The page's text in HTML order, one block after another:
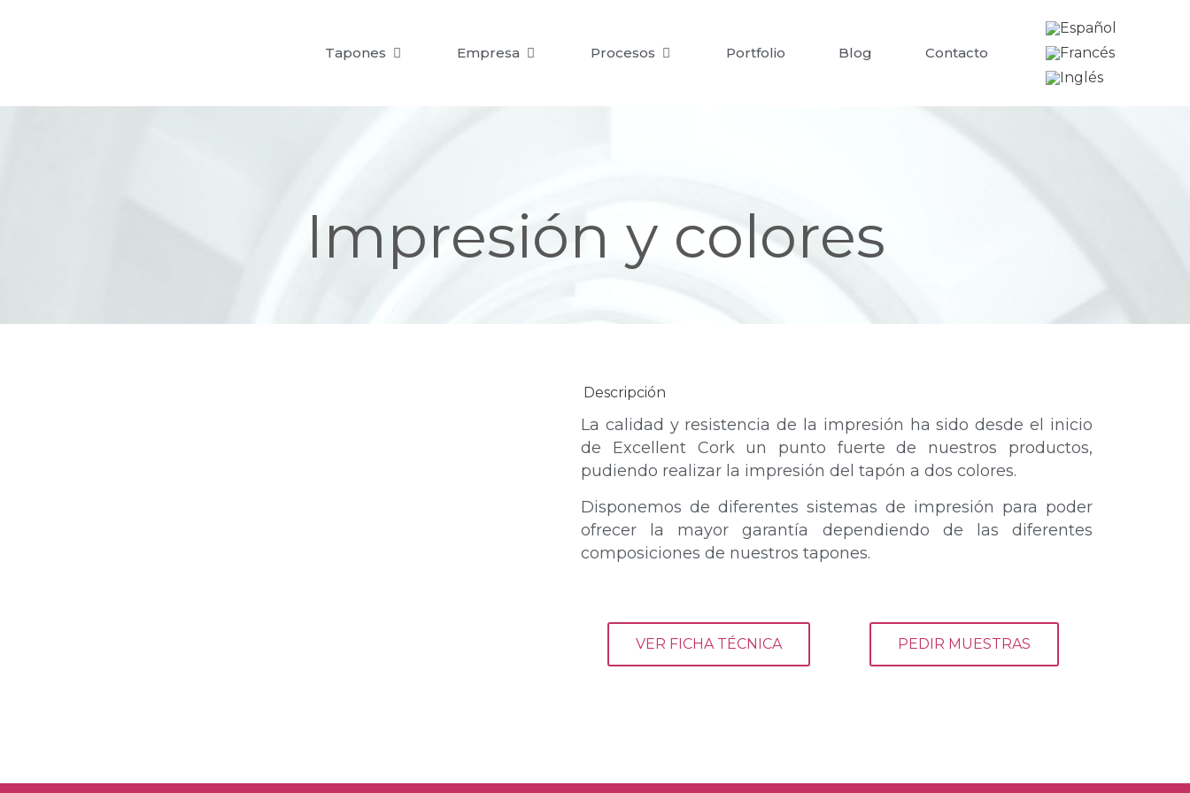
Tapones Empresa Procesos Portfolio Blog Contacto
Impresión y colores
Descripción
La calidad y resistencia de la impresión ha sido desde el inicio
de Excellent Cork un punto fuerte de nuestros productos,
pudiendo realizar la impresión del tapón a dos colores.
Disponemos de diferentes sistemas de impresión para poder
ofrecer la mayor garantía dependiendo de las diferentes
composiciones de nuestros tapones.
VER FICHA TÉCNICA PEDIR MUESTRAS